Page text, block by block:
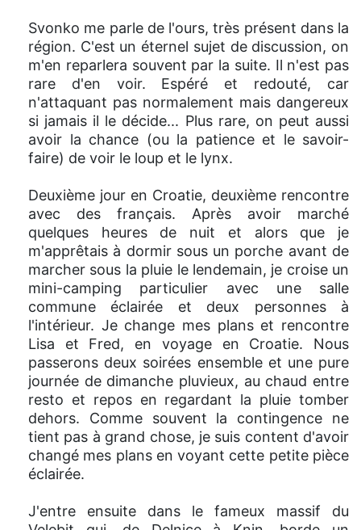
Svonko me parle de l'ours, très présent dans la
région. C'est un éternel sujet de discussion, on
m'en reparlera souvent par la suite. Il n'est pas
rare d'en voir. Espéré et redouté, car
n'attaquant pas normalement mais dangereux
si jamais il le décide... Plus rare, on peut aussi
avoir la chance (ou la patience et le savoir-
faire) de voir le loup et le lynx.
Deuxième jour en Croatie, deuxième rencontre
avec des français. Après avoir marché
quelques heures de nuit et alors que je
m'apprêtais à dormir sous un porche avant de
marcher sous la pluie le lendemain, je croise un
mini-camping particulier avec une salle
commune éclairée et deux personnes à
l'intérieur. Je change mes plans et rencontre
Lisa et Fred, en voyage en Croatie. Nous
passerons deux soirées ensemble et une pure
journée de dimanche pluvieux, au chaud entre
resto et repos en regardant la pluie tomber
dehors. Comme souvent la contingence ne
tient pas à grand chose, je suis content d'avoir
changé mes plans en voyant cette petite pièce
éclairée.
J'entre ensuite dans le fameux massif du